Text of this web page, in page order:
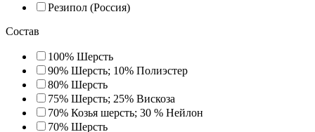
Резипол (Россия)
Состав
100% Шерсть
90% Шерсть; 10% Полиэстер
80% Шерсть
75% Шерсть; 25% Вискоза
70% Козья шерсть; 30 % Нейлон
70% Шерсть